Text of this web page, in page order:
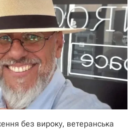
без вироку, ветеранська